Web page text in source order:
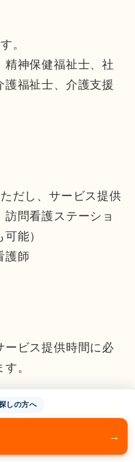
。
精神保健福祉士、社
護福祉士、介護支援
だし、サービス提供
問看護ステーショ
能）
護師
ービス提供時間に必
。
の場合：1名以上
の場合：利用者
しの方へ
→